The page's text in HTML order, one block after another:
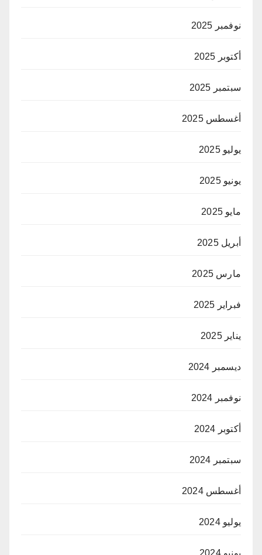
نوفمبر 2025
أكتوبر 2025
سبتمبر 2025
أغسطس 2025
يوليو 2025
يونيو 2025
مايو 2025
أبريل 2025
مارس 2025
فبراير 2025
يناير 2025
ديسمبر 2024
نوفمبر 2024
أكتوبر 2024
سبتمبر 2024
أغسطس 2024
يوليو 2024
يونيو 2024